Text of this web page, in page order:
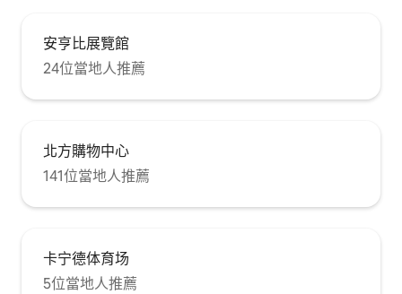
安亨比展覽館
24位當地人推薦
北方購物中心
141位當地人推薦
卡宁德体育场
5位當地人推薦